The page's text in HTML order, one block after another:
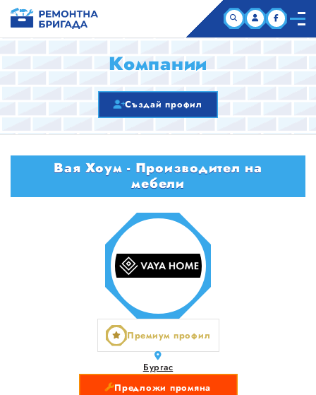
КОМПАНИИ
ЗА НАС
Компании
Създай профил
Вая Хоум - Производител на
мебели
Премиум профил
Бургас
Предложи промяна